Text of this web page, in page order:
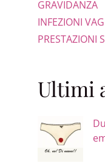
GRAVIDANZA
INFEZIONI
PRESTAZIONI
Ultimi